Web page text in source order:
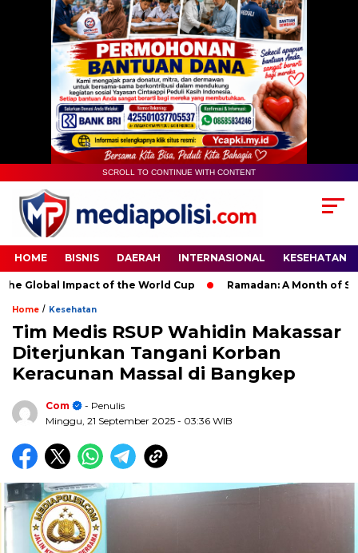
SCROLL TO CONTINUE WITH CONTENT
HOME BISNIS DAERAH INTERNASIONAL KESEHATAN
Impact of the World Cup Ramadan: A Month of
Home / Kesehatan
Tim Medis RSUP Wahidin Makassar
Diterjunkan Tangani Korban
Keracunan Massal di Bangkep
Com
- Penulis
Minggu, 21 September 2025 - 03:36 WIB